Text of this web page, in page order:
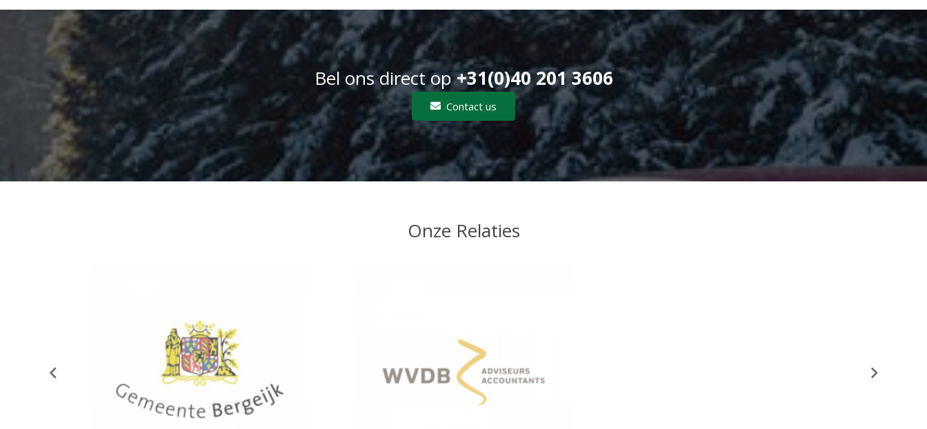
Bel ons direct op+31(0)40 201 3606
Contact us
Onze Relaties